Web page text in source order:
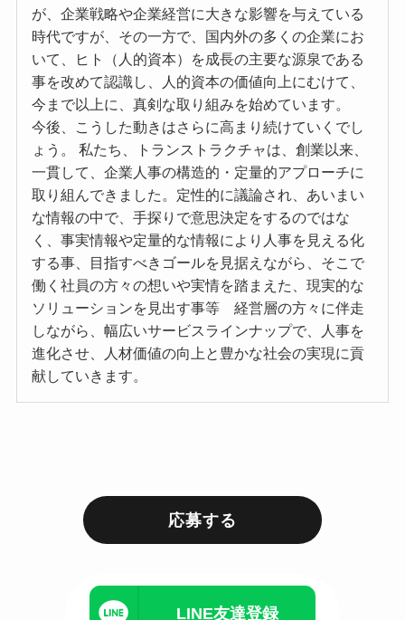
が、企業戦略や企業経営に大きな影響を与えている
時代ですが、その一方で、国内外の多くの企業にお
いて、ヒト（人的資本）を成長の主要な源泉である
事を改めて認識し、人的資本の価値向上にむけて、
今まで以上に、真剣な取り組みを始めています。
今後、こうした動きはさらに高まり続けていくでし
ょう。 私たち、トランストラクチャは、創業以来、
一貫して、企業人事の構造的・定量的アプローチに
取り組んできました。定性的に議論され、あいまい
な情報の中で、手探りで意思決定をするのではな
く、事実情報や定量的な情報により人事を見える化
する事、目指すべきゴールを見据えながら、そこで
働く社員の方々の想いや実情を踏まえた、現実的な
ソリューションを見出す事等 経営層の方々に伴走
しながら、幅広いサービスラインナップで、人事を
進化させ、人材価値の向上と豊かな社会の実現に貢
献していきます。
応募する
LINE友達登録